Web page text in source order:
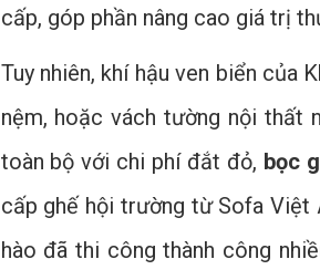
cấp, góp phần nâng cao giá trị
Tuy nhiên, khí hậu ven biển của
nệm, hoặc vách tường nội thất
toàn bộ với chi phí đắt đỏ, bọc
cấp ghế hội trường từ Sofa Việt
hào đã thi công thành công